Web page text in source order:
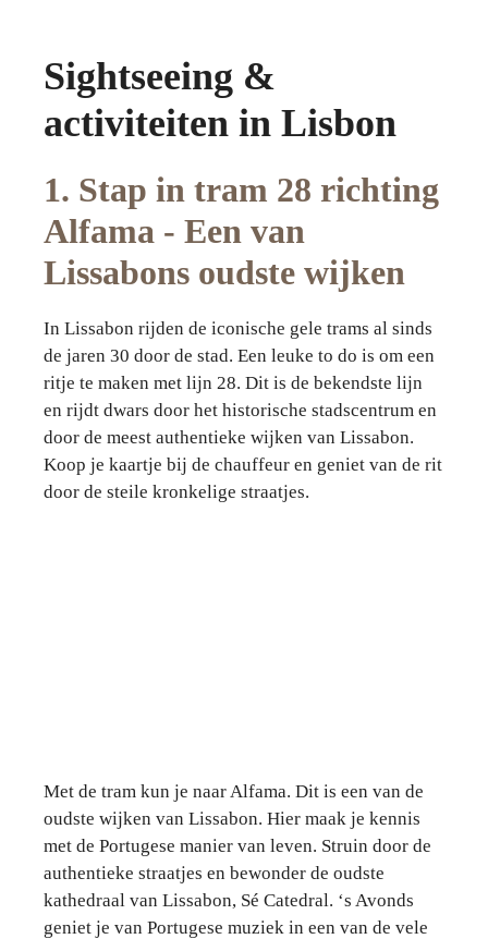
Sightseeing &
activiteiten in Lisbon
1. Stap in tram 28 richting
Alfama - Een van
Lissabons oudste wijken
In Lissabon rijden de iconische gele trams al sinds
de jaren 30 door de stad. Een leuke to do is om een
ritje te maken met lijn 28. Dit is de bekendste lijn
en rijdt dwars door het historische stadscentrum en
door de meest authentieke wijken van Lissabon.
Koop je kaartje bij de chauffeur en geniet van de rit
door de steile kronkelige straatjes.
Met de tram kun je naar Alfama. Dit is een van de
oudste wijken van Lissabon. Hier maak je kennis
met de Portugese manier van leven. Struin door de
authentieke straatjes en bewonder de oudste
kathedraal van Lissabon, Sé Catedral. ‘s Avonds
geniet je van Portugese muziek in een van de vele